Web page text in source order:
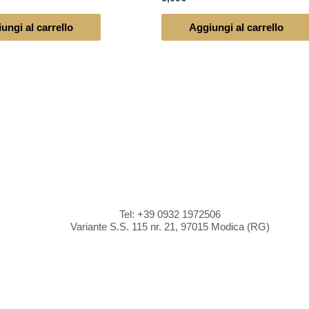
al carrello Aggiungi al carrello
Tel: +39 0932 1972506
Variante S.S. 115 nr. 21, 97015 Modica (RG)